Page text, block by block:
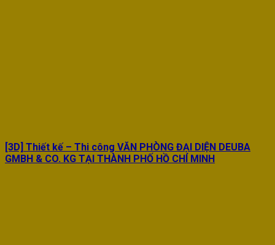
[3D] Thiết kế – Thi công VĂN PHÒNG ĐẠI DIỆN DEUBA
GMBH & CO. KG TẠI THÀNH PHỐ HỒ CHÍ MINH